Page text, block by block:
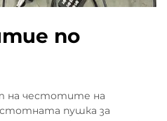
по
на честотите на
пушка за